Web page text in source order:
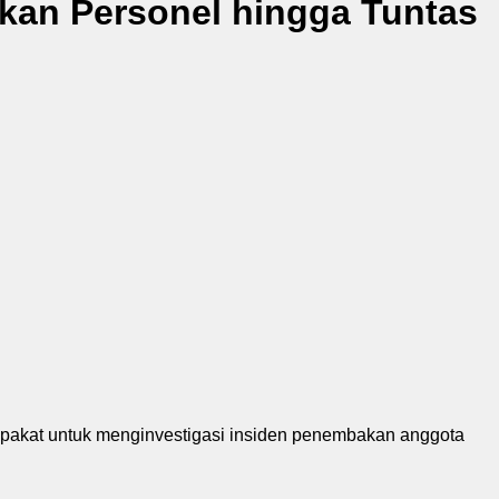
Personel hingga Tuntas
untuk menginvestigasi insiden penembakan anggota